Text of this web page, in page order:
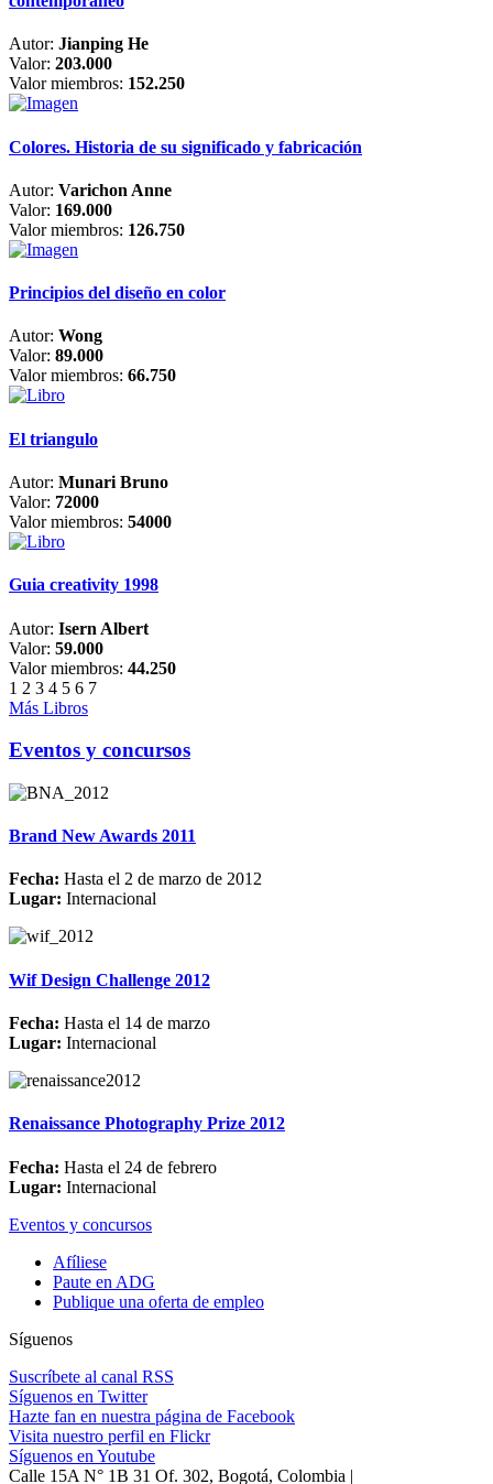
Autor: Jianping He
Valor: 203.000
Valor miembros: 152.250
Colores. Historia de su significado y fabricación
Autor: Varichon Anne
Valor: 169.000
Valor miembros: 126.750
Principios del diseño en color
Autor: Wong
Valor: 89.000
Valor miembros: 66.750
El triangulo
Autor: Munari Bruno
Valor: 72000
Valor miembros: 54000
Guia creativity 1998
Autor: Isern Albert
Valor: 59.000
Valor miembros: 44.250
1 2 3 4 5 6 7
Más Libros
Eventos y concursos
Brand New Awards 2011
Fecha: Hasta el 2 de marzo de 2012
Lugar: Internacional
Wif Design Challenge 2012
Fecha: Hasta el 14 de marzo
Lugar: Internacional
Renaissance Photography Prize 2012
Fecha: Hasta el 24 de febrero
Lugar: Internacional
Eventos y concursos
Afíliese
Paute en ADG
Publique una oferta de empleo
Síguenos
Suscríbete al canal RSS
Síguenos en Twitter
Hazte fan en nuestra página de Facebook
Visita nuestro perfil en Flickr
Síguenos en Youtube
Calle 15A N° 1B 31 Of. 302, Bogotá, Colombia |